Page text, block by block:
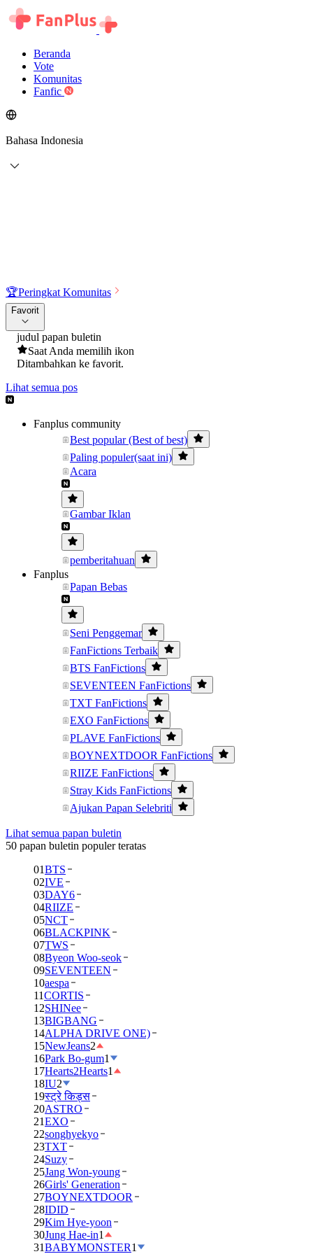
Beranda
Vote
Komunitas
Fanfic
Bahasa Indonesia
🏆Peringkat Komunitas
Favorit
judul papan buletin
Saat Anda memilih ikon
Ditambahkan ke favorit.
Lihat semua pos
Fanplus community
Best popular (Best of best)
Paling populer(saat ini)
Acara
Gambar Iklan
pemberitahuan
Fanplus
Papan Bebas
Seni Penggemar
FanFictions Terbaik
BTS FanFictions
SEVENTEEN FanFictions
TXT FanFictions
EXO FanFictions
PLAVE FanFictions
BOYNEXTDOOR FanFictions
RIIZE FanFictions
Stray Kids FanFictions
Ajukan Papan Selebriti
Lihat semua papan buletin
50 papan buletin populer teratas
01BTS
02IVE
03DAY6
04RIIZE
05NCT
06BLACKPINK
07TWS
08Byeon Woo-seok
09SEVENTEEN
10aespa
11CORTIS
12SHINee
13BIGBANG
14ALPHA DRIVE ONE)
15NewJeans2
16Park Bo-gum1
17Hearts2Hearts1
18IU2
19स्ट्रे किड्स
20ASTRO
21EXO
22songhyekyo
23TXT
24Suzy
25Jang Won-young
26Girls' Generation
27BOYNEXTDOOR
28IDID
29Kim Hye-yoon
30Jung Hae-in1
31BABYMONSTER1